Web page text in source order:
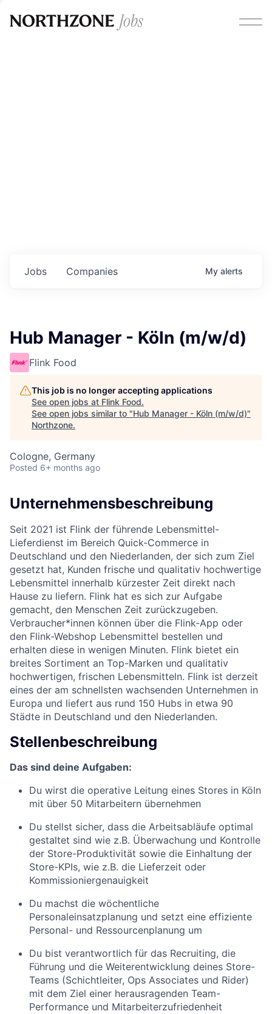
Jobs Companies My alerts
Hub Manager - Köln (m/w/d)
Flink Food
This job is no longer accepting applications
See open jobs at Flink Food.
See open jobs similar to "Hub Manager - Köln (m/w/d)"
Northzone.
Cologne, Germany
Posted 6+ months ago
Unternehmensbeschreibung
Seit 2021 ist Flink der führende Lebensmittel-
Lieferdienst im Bereich Quick-Commerce in
Deutschland und den Niederlanden, der sich zum Ziel
gesetzt hat, Kunden frische und qualitativ hochwertige
Lebensmittel innerhalb kürzester Zeit direkt nach
Hause zu liefern. Flink hat es sich zur Aufgabe
gemacht, den Menschen Zeit zurückzugeben.
Verbraucher*innen können über die Flink-App oder
den Flink-Webshop Lebensmittel bestellen und
erhalten diese in wenigen Minuten. Flink bietet ein
breites Sortiment an Top-Marken und qualitativ
hochwertigen, frischen Lebensmitteln. Flink ist derzeit
eines der am schnellsten wachsenden Unternehmen in
Europa und liefert aus rund 150 Hubs in etwa 90
Städte in Deutschland und den Niederlanden.
Stellenbeschreibung
Das sind deine Aufgaben:
Du wirst die operative Leitung eines Stores in Köln
mit über 50 Mitarbeitern übernehmen
Du stellst sicher, dass die Arbeitsabläufe optimal
gestaltet sind wie z.B. Überwachung und Kontrolle
der Store-Produktivität sowie die Einhaltung der
Store-KPIs, wie z.B. die Lieferzeit oder
Kommissioniergenauigkeit
Du machst die wöchentliche
Personaleinsatzplanung und setzt eine effiziente
Personal- und Ressourcenplanung um
Du bist verantwortlich für das Recruiting, die
Führung und die Weiterentwicklung deines Store-
Teams (Schichtleiter, Ops Associates und Rider)
mit dem Ziel einer herausragenden Team-
Performance und Mitarbeiterzufriedenheit